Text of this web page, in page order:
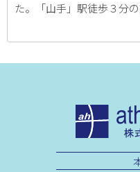
た。「山手」駅徒歩３分